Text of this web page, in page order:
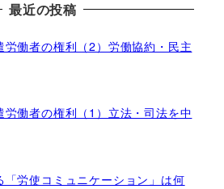
最近の投稿
働者の権利（2）労働協約・民主
働者の権利（1）立法・司法を中
労使コミュニケーション」は何